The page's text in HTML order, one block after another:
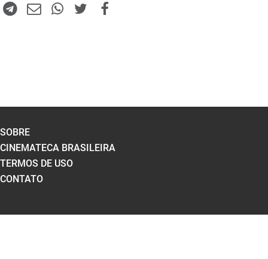
SOBRE
CINEMATECA BRASILEIRA
TERMOS DE USO
CONTATO